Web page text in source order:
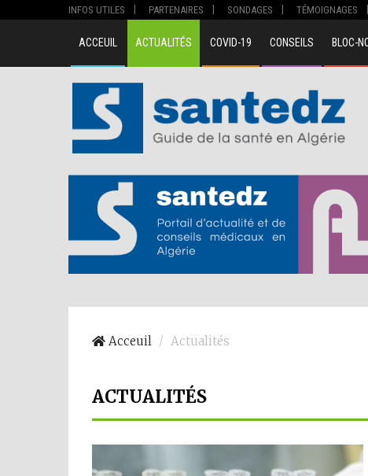
INFOS UTILES PARTENAIRES SONDAGES TÉMOIGNAGES
ACCEUIL ACTUALITÉS COVID-19 CONSEILS BLOC-
Acceuil Actualités
ACTUALITÉS